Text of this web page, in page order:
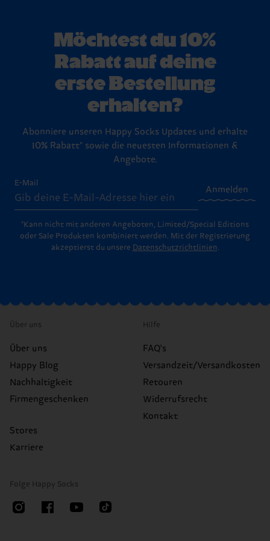
Möchtest du 10%
Rabatt auf deine
erste Bestellung
erhalten?
Abonniere unseren Happy Socks Updates und erhalte
10% Rabatt* sowie die neuesten Informationen &
Angebote.
E-Mail
Anmelden
*Kann nicht mit anderen Angeboten, Limited/Special Editions
oder Sale Produkten kombiniert werden. Mit der Registrierung
akzeptierst du unsere Datenschutzrichtlinien.
Über uns
Über uns
Happy Blog
Nachhaltigkeit
Firmengeschenken
Stores
Karriere
Hilfe
FAQ's
Versandzeit/Versandkosten
Retouren
Widerrufsrecht
Kontakt
Folge Happy Socks